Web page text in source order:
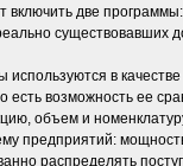
включить две
используются в
есть возможность ее
объем и
предприятий:
распределять